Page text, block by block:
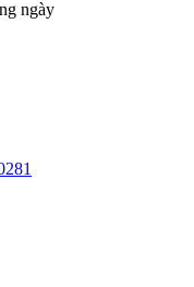
ngày